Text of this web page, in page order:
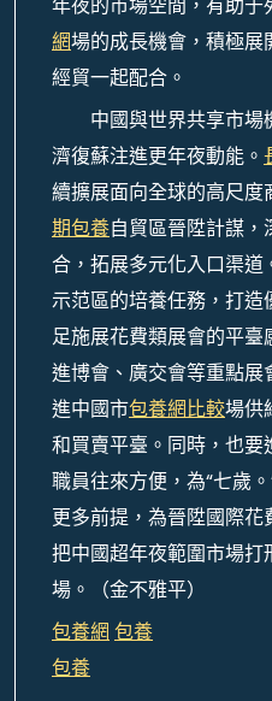
網場的成長機會，積極展
經貿一起配合。
中國與世界共享市場
濟復蘇注進更年夜動能。
續擴展面向全球的高尺
期包養自貿區晉陞計謀
合，拓展多元化入口渠
示范區的培養任務，打
足施展花費類展會的平臺
進博會、廣交會等重點
進中國市包養網比較場供
和買賣平臺。同時，也
職員往來方便，為“七歲
更多前提，為晉陞國際
把中國超年夜範圍市場
場。（金不雅平）
包養網 包養
包養